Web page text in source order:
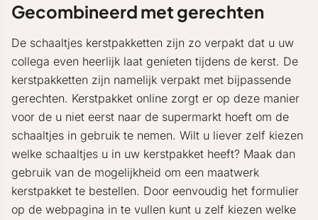
Gecombineerd met gerechten
De schaaltjes kerstpakketten zijn zo verpakt dat u uw
collega even heerlijk laat genieten tijdens de kerst. De
kerstpakketten zijn namelijk verpakt met bijpassende
gerechten. Kerstpakket online zorgt er op deze manier
voor de u niet eerst naar de supermarkt hoeft om de
schaaltjes in gebruik te nemen. Wilt u liever zelf kiezen
welke schaaltjes u in uw kerstpakket heeft? Maak dan
gebruik van de mogelijkheid om een maatwerk
kerstpakket te bestellen. Door eenvoudig het formulier
op de webpagina in te vullen kunt u zelf kiezen welke